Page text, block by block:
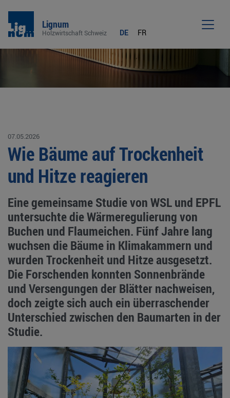
Lignum
Holzwirtschaft Schweiz DE FR
07.05.2026
Wie Bäume auf Trockenheit
und Hitze reagieren
Eine gemeinsame Studie von WSL und EPFL
untersuchte die Wärmeregulierung von
Buchen und Flaumeichen. Fünf Jahre lang
wuchsen die Bäume in Klimakammern und
wurden Trockenheit und Hitze ausgesetzt.
Die Forschenden konnten Sonnenbrände
und Versengungen der Blätter nachweisen,
doch zeigte sich auch ein überraschender
Unterschied zwischen den Baumarten in der
Studie.